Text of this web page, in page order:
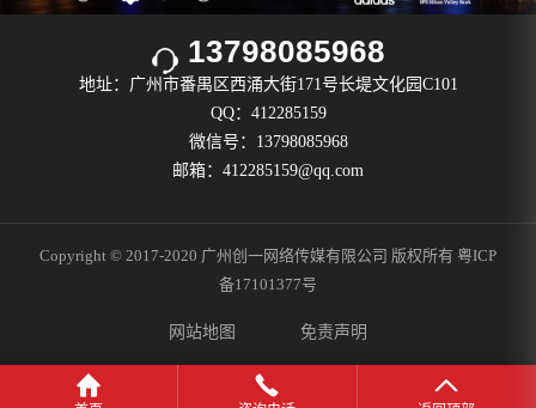
13798085968
地址：广州市番禺区西涌大街171号长堤文化园C101
QQ：412285159
微信号：13798085968
邮箱：412285159@qq.com
Copyright © 2017-2020 广州创一网络传媒有限公司 版权所有 粤ICP
备17101377号
网站地图 免责声明